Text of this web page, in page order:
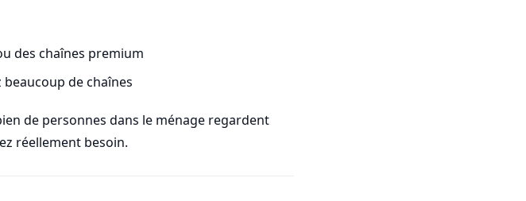
des chaînes premium
de chaînes
de personnes dans le ménage regardent
réellement besoin.